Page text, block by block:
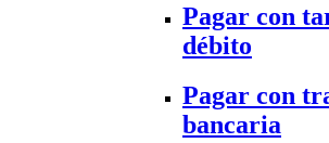
Pagar con
débito
Pagar con
bancaria